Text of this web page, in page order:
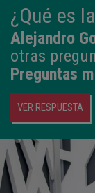
¿Qué es
Alejandro
otras
Preguntas
VER RESPUESTA